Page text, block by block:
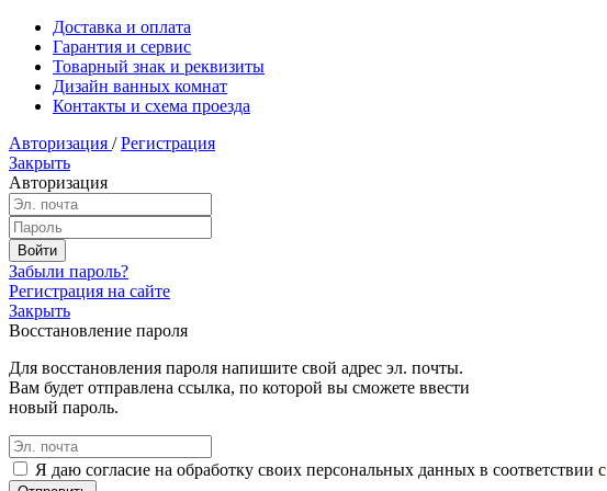
Доставка и оплата
Гарантия и сервис
Товарный знак и реквизиты
Дизайн ванных комнат
Контакты и схема проезда
Авторизация / Регистрация
Закрыть
Авторизация
Забыли пароль?
Регистрация на сайте
Закрыть
Восстановление пароля
Для восстановления пароля напишите свой адрес эл. почты.
Вам будет отправлена ссылка, по которой вы сможете ввести
новый пароль.
Я даю согласие на обработку своих персональных данных в соответствии с